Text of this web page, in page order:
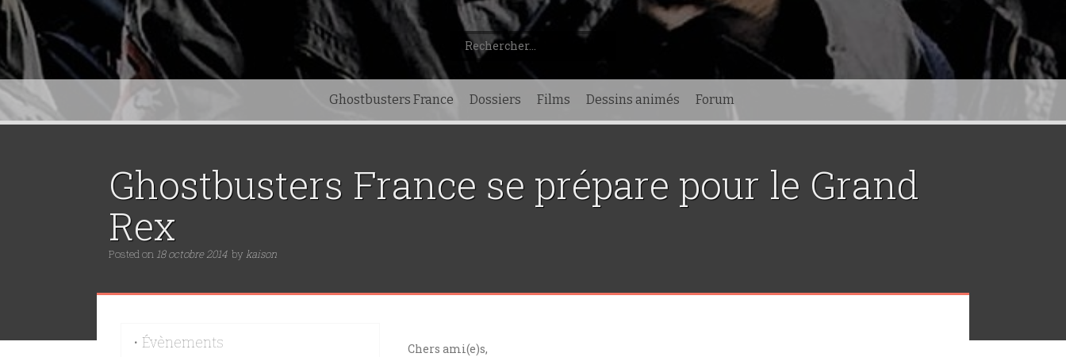
Rechercher :
Ghostbusters France Dossiers Films Dessins animés Forum
Ghostbusters France se prépare pour le Grand
Rex
Posted on 18 octobre 2014 by kaison
Chers ami(e)s,
• Évènements